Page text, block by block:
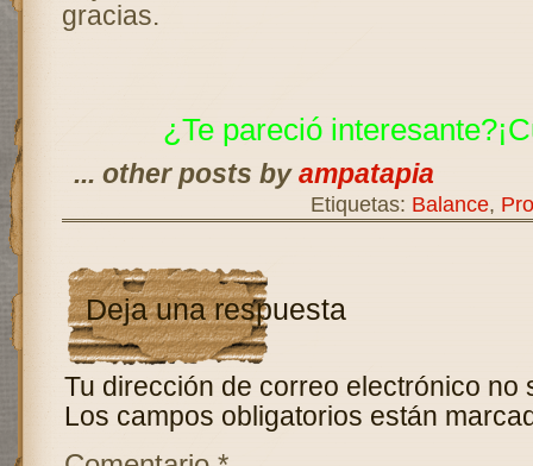
gracias.
¿Te pareció
... other posts byampatapia
Etiquetas: Balance,
Deja una respuesta
Tu dirección de correo electrónico no
Los campos obligatorios están